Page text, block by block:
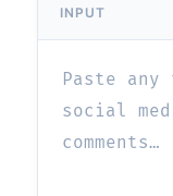
INPUT